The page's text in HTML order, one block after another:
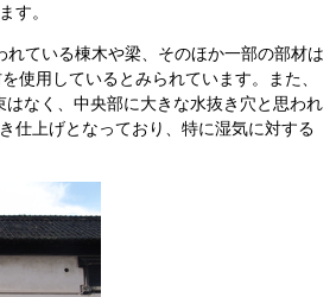
す。
れている棟木や梁、そのほか一部の部材は
使用しているとみられています。また、
はなく、中央部に大きな水抜き穴と思われ
仕上げとなっており、特に湿気に対する